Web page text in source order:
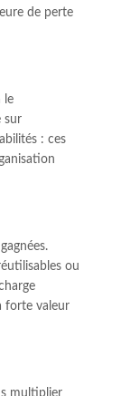
de perte
le
sur
: ces
ou
forte valeur
multiplier